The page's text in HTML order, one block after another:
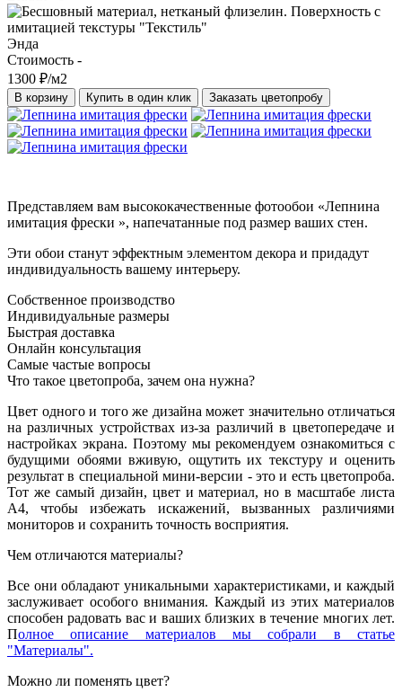
Энда
Стоимость -
1300 ₽/м2
В корзину Купить в один клик Заказать цветопробу
Представляем вам высококачественные фотообои «Лепнина
имитация фрески », напечатанные под размер ваших стен.
Эти обои станут эффектным элементом декора и придадут
индивидуальность вашему интерьеру.
Собственное производство
Индивидуальные размеры
Быстрая доставка
Онлайн консультация
Самые частые вопросы
Что такое цветопроба, зачем она нужна?
Цвет одного и того же дизайна может значительно отличаться
на различных устройствах из-за различий в цветопередаче и
настройках экрана. Поэтому мы рекомендуем ознакомиться с
будущими обоями вживую, ощутить их текстуру и оценить
результат в специальной мини-версии - это и есть цветопроба.
Тот же самый дизайн, цвет и материал, но в масштабе листа
А4, чтобы избежать искажений, вызванных различиями
мониторов и сохранить точность восприятия.
Чем отличаются материалы?
Все они обладают уникальными характеристиками, и каждый
заслуживает особого внимания. Каждый из этих материалов
способен радовать вас и ваших близких в течение многих лет.
Полное описание материалов мы собрали в статье
"Материалы".
Можно ли поменять цвет?